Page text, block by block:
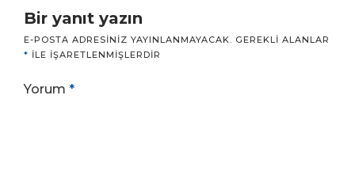
Bir yanıt yazın
E-POSTA ADRESINIZ YAYINLANMAYACAK. GEREKLI ALANLAR
* ILE IŞARETLENMIŞLERDIR
Yorum *